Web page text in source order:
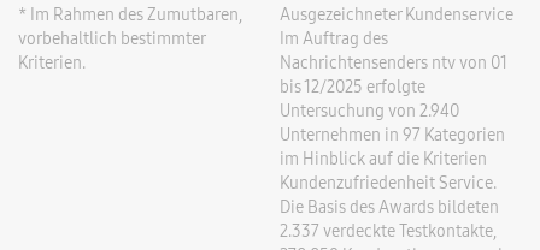
* Im Rahmen des Zumutbaren,
vorbehaltlich bestimmter
Kriterien.
Ausgezeichneter Kundenservice
Im Auftrag des
Nachrichtensenders ntv von 01
bis 12/2025 erfolgte
Untersuchung von 2.940
Unternehmen in 97 Kategorien
im Hinblick auf die Kriterien
Kundenzufriedenheit Service.
Die Basis des Awards bildeten
2.337 verdeckte Testkontakte,